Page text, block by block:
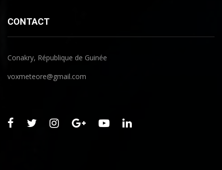
CONTACT
Conakry, République de Guinée
voxmeteore@gmail.com